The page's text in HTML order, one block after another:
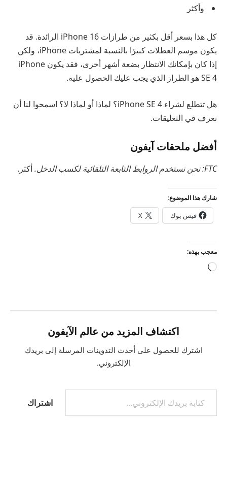
وأكثر
كل هذا بسعر أقل بكثير من طرازات iPhone 16 الرائدة. قد
يكون موسم العطلات كبيرًا بالنسبة لمشتريات iPhone، ولكن
إذا كان بإمكانك الانتظار بضعة أشهر أخرى، فقد يكون iPhone
SE 4 هو الطراز الذي يجب عليك الحصول عليه.
هل تتطلع لشراء iPhone SE 4؟ لماذا أو لماذا لا؟ اسمحوا لنا أن
نعرف في التعليقات.
أفضل ملحقات آيفون
FTC: نحن نستخدم الروابط التابعة التلقائية لكسب الدخل. أكثر.
شارك هذا الموضوع:
فيس بوك X
معجب بهذه:
جاري
اكتشاف المزيد من عالم الآيفون
اشترك للحصول على أحدث التدوينات المرسلة إلى بريدك
الإلكتروني.
كتابة بريدك الإلكتروني...
اشتراك